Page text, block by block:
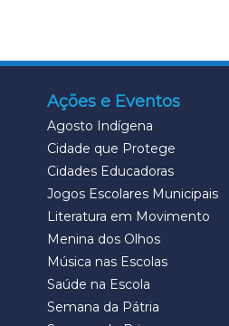
Ações e Eventos
Agosto Indígena
Cidade que Protege
Cidades Educadoras
Jogos Escolares Municipais
Literatura em Movimento
Menina dos Olhos
Música nas Escolas
Saúde na Escola
Semana da Pátria